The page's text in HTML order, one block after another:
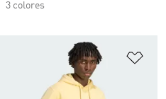
3 colores